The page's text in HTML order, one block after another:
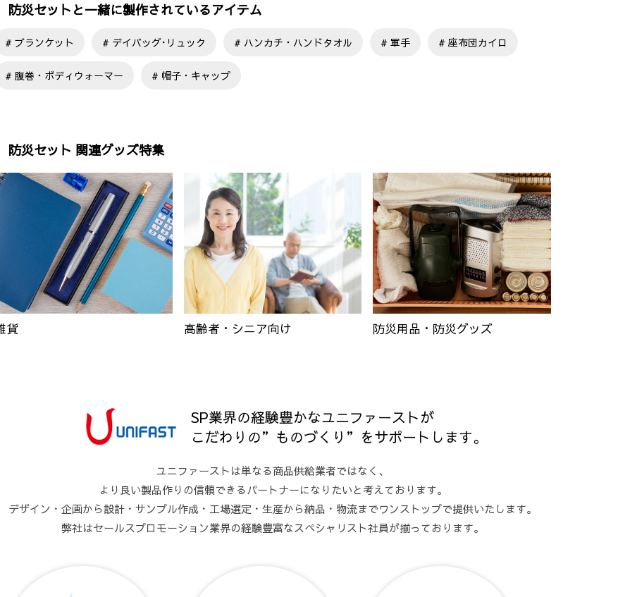
防災セットと一緒に製作されているアイテム
ブランケット デイバッグ･リュック ハンカチ・ハンドタオル 軍手 座布団カイロ
腹巻・ボディウォーマー 帽子・キャップ
防災セット 関連グッズ特集
貨 高齢者・シニア向け 防災用品・防災グッズ
SP業界の経験豊かなユニファーストが
こだわりの”ものづくり”をサポートします。
ユニファーストは単なる商品供給業者ではなく、
より良い製品作りの信頼できるパートナーになりたいと考えております。
デザイン・企画から設計・サンプル作成・工場選定・生産から納品・物流までワンストップで提供いたします。
弊社はセールスプロモーション業界の経験豊富なスペシャリスト社員が揃っております。